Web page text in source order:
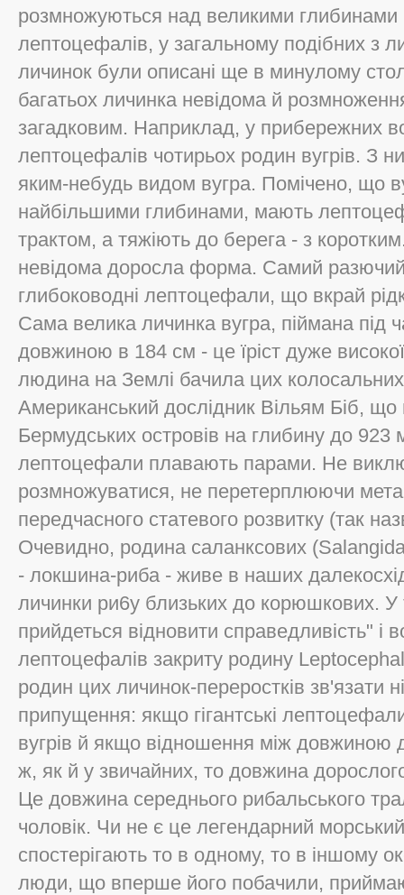
розмножуються над великими
лептоцефалів, у загальному подібних з
личинок були описані ще в минулому
багатьох личинка невідома й
загадковим. Наприклад, у прибережних
лептоцефалів чотирьох родин вугрів. З
яким-небудь видом вугра. Помічено, що
найбільшими глибинами, мають
трактом, а тяжіють до берега - з
невідома доросла форма. Самий разючий
глибоководні лептоцефали, що вкрай
Сама велика личинка вугра, піймана під
довжиною в 184 см - це їріст дуже
людина на Землі бачила цих
Американський дослідник Вільям Біб, що
Бермудських островів на глибину до 923
лептоцефали плавають парами. Не
розмножуватися, не перетерплюючи
передчасного статевого розвитку (так
Очевидно, родина саланксових
- локшина-риба - живе в наших
личинки ри6у близьких до корюшкових.
прийдеться відновити справедливість" і
лептоцефалів закриту родину
родин цих личинок-переростків зв'язати
припущення: якщо гігантські
вугрів й якщо відношення між довжиною
ж, як й у звичайних, то довжина
Це довжина середнього рибальського
чоловік. Чи не є це легендарний морський
спостерігають то в одному, то в іншому
люди, що вперше його побачили,